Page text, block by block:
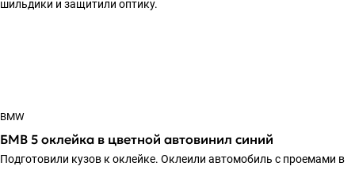
шильдики и защитили оптику.
BMW
БМВ 5 оклейка в цветной автовинил синий
Подготовили кузов к оклейке. Оклеили автомобиль с проемами в